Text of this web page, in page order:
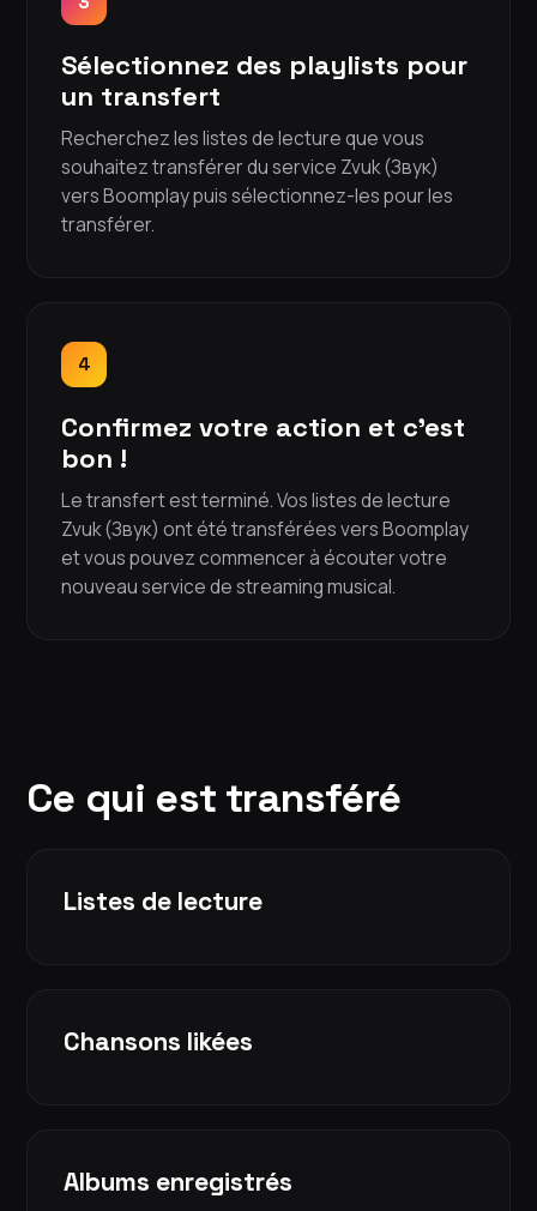
Sélectionnez des playlists pour
un transfert
Recherchez les listes de lecture que vous
souhaitez transférer du service Zvuk (Звук)
vers Boomplay puis sélectionnez-les pour les
transférer.
4
Confirmez votre action et c'est
bon !
Le transfert est terminé. Vos listes de lecture
Zvuk (Звук) ont été transférées vers Boomplay
et vous pouvez commencer à écouter votre
nouveau service de streaming musical.
Ce qui est transféré
Listes de lecture
Chansons likées
Albums enregistrés